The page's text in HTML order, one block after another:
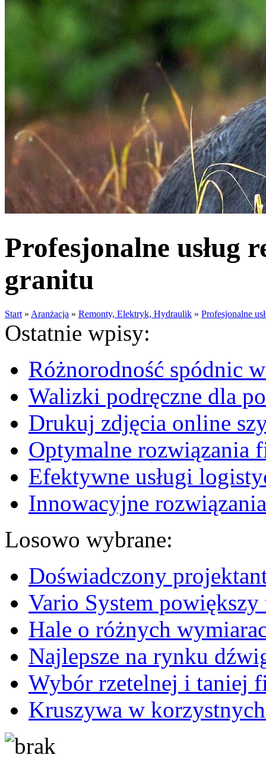
Profesjonalne usług
granitu
Start » Aranżacja » Remonty, Elektryk, Hydraulik » Profesjonalne
Ostatnie wpisy:
Różnorodność spódnic
Walizki podręczne dla
Drukuj zdjęcia online
Optymalne rozwiązania
Efektywne usługi
Innowacyjne
Losowo wybrane:
Doświadczony
Vario System
Hale o różnych
Najlepsze na rynku
Wybór rzetelnej i taniej
Kruszywa w